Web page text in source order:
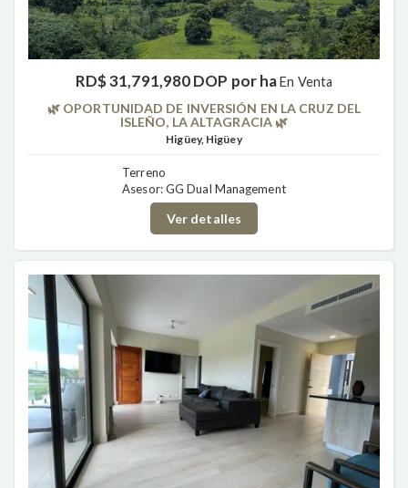
RD$ 31,791,980 DOP por haEn Venta
🌿 OPORTUNIDAD DE INVERSIÓN EN LA CRUZ DEL
ISLEÑO, LA ALTAGRACIA 🌿
Higüey, Higüey
Terreno
Asesor: GG Dual Management
Ver detalles